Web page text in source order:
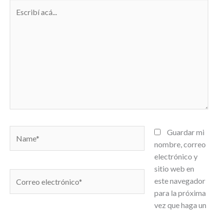
acá...
electrónico*
Guardar mi
nombre, correo
electrónico y
sitio web en
este navegador
para la próxima
vez que haga un